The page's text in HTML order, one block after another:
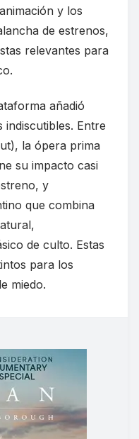
y los
de estrenos,
relevantes para
añadió
Entre
la ópera prima
su impacto casi
y
que combina
de culto. Estas
para los
miedo.